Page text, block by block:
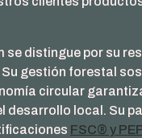
se distingue por su
gestión forestal
circular
desarrollo local. Su
FSC® y